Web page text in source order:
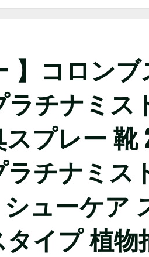
】コロンブ
ラチナミス
プレー 靴
チナミス
ューケア
イプ 植物